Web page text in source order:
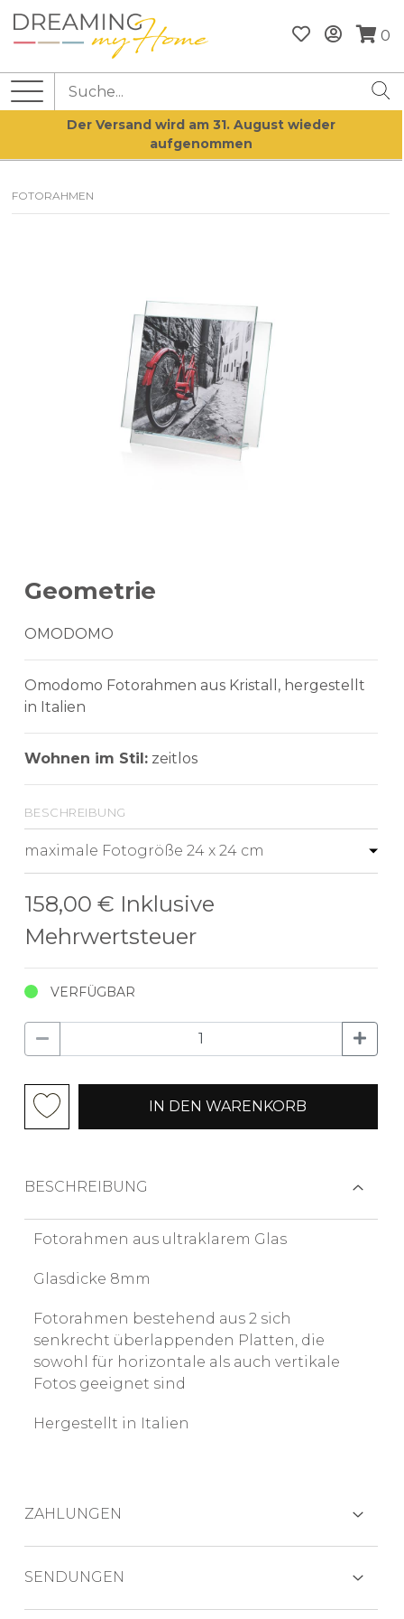
0
Der Versand wird am 31. August wieder
aufgenommen
FOTORAHMEN
Geometrie
OMODOMO
Omodomo Fotorahmen aus Kristall, hergestellt
in Italien
Wohnen im Stil: zeitlos
beschreibung
158,00 € Inklusive
Mehrwertsteuer
VERFÜGBAR
IN DEN WARENKORB
BESCHREIBUNG
Fotorahmen aus ultraklarem Glas
Glasdicke 8mm
Fotorahmen bestehend aus 2 sich
senkrecht überlappenden Platten, die
sowohl für horizontale als auch vertikale
Fotos geeignet sind
Hergestellt in Italien
ZAHLUNGEN
SENDUNGEN